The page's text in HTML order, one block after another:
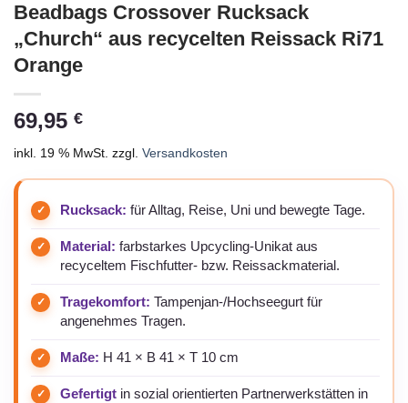
Beadbags Crossover Rucksack
„Church“ aus recycelten Reissack Ri71
Orange
69,95 €
inkl. 19 % MwSt. zzgl. Versandkosten
Rucksack: für Alltag, Reise, Uni und bewegte Tage.
Material: farbstarkes Upcycling-Unikat aus
recyceltem Fischfutter- bzw. Reissackmaterial.
Tragekomfort: Tampenjan-/Hochseegurt für
angenehmes Tragen.
Maße: H 41 × B 41 × T 10 cm
Gefertigt in sozial orientierten Partnerwerkstätten in